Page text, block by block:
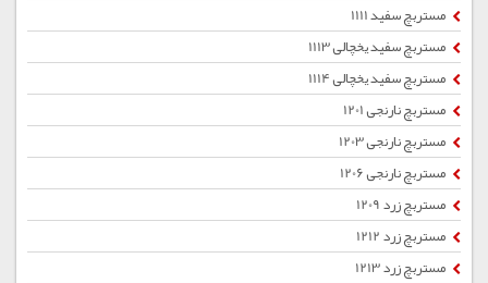
مستربچ سفید 1111
مستربچ سفید یخچالی 1113
مستربچ سفید یخچالی 1114
مستربچ نارنجی 1201
مستربچ نارنجی 1203
مستربچ نارنجی 1206
مستربچ زرد 1209
مستربچ زرد 1212
مستربچ زرد 1213